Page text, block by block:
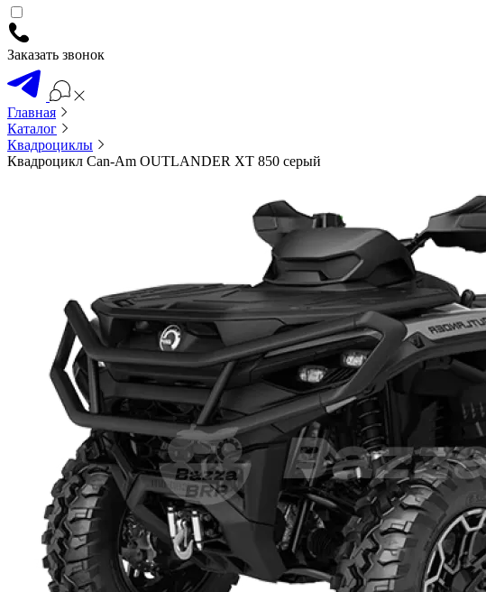
Заказать звонок
Главная
Каталог
Квадроциклы
Квадроцикл Can-Am OUTLANDER XT 850 серый